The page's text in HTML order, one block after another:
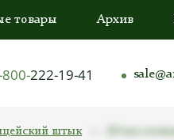
товары Архив
800-222-19-41
штык